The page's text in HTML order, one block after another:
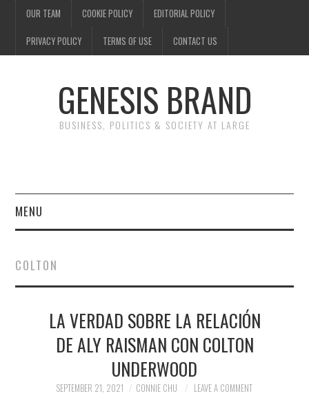
OUR TEAM COOKIE POLICY EDITORIAL POLICY
PRIVACY POLICY TERMS OF USE CONTACT US
GENESIS BRAND
BUSINESS, POLITICS & SOCIETY AT LARGE
MENU
FINANCE
NEWS
POLITICS
SOCIETY
COLTON
LA VERDAD SOBRE LA RELACIÓN
DE ALY RAISMAN CON COLTON
UNDERWOOD
SEPTEMBER 21, 2021 CONNIE CHU LEAVE A COMMENT